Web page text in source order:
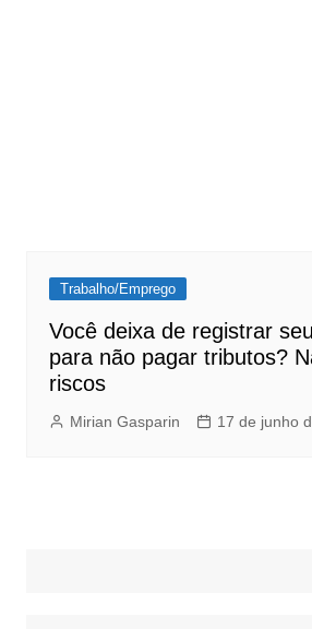
Trabalho/Emprego
Você deixa de registrar
para não pagar tributos?
riscos
Mirian Gasparin 17 de junho